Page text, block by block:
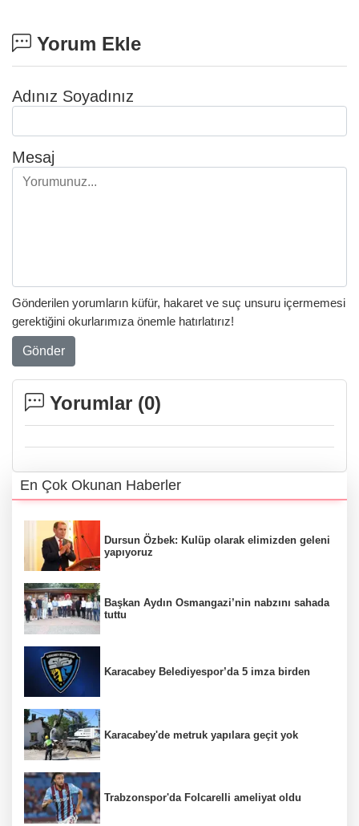
Yorum Ekle
Adınız Soyadınız
Mesaj
Gönderilen yorumların küfür, hakaret ve suç unsuru içermemesi
gerektiğini okurlarımıza önemle hatırlatırız!
Gönder
Yorumlar (0)
En Çok Okunan Haberler
Dursun Özbek: Kulüp olarak elimizden geleni
yapıyoruz
Başkan Aydın Osmangazi’nin nabzını sahada
tuttu
Karacabey Belediyespor’da 5 imza birden
Karacabey'de metruk yapılara geçit yok
Trabzonspor'da Folcarelli ameliyat oldu